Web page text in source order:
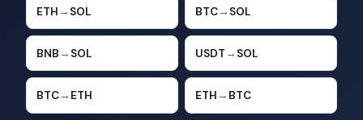
ETH → SOL BTC→ SOL
BNB → SOL USDT → SOL
BTC→ ETH ETH → BTC